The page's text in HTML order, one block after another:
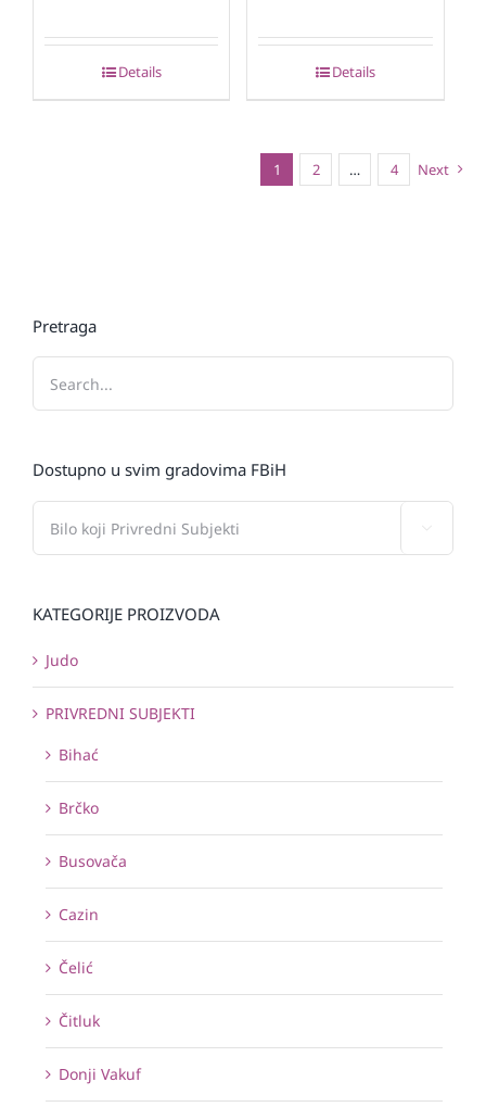
Details Details
1 2 … 4 Next
Pretraga
Dostupno u svim gradovima FBiH
KATEGORIJE PROIZVODA
Judo
PRIVREDNI SUBJEKTI
Bihać
Brčko
Busovača
Cazin
Čelić
Čitluk
Donji Vakuf